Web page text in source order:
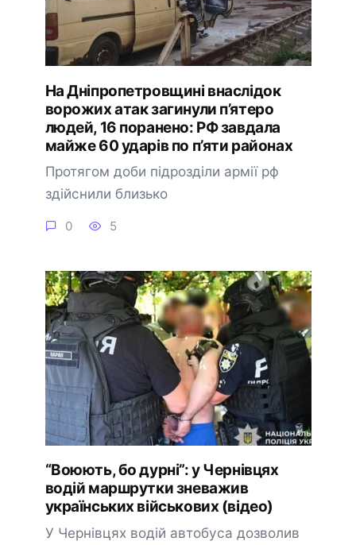
На Дніпропетровщині внаслідок
ворожих атак загинули п’ятеро
людей, 16 поранено: РФ завдала
майже 60 ударів по п’яти районах
Протягом доби підрозділи армії рф
здійснили близько
0 5
“Воюють, бо дурні”: у Чернівцях
водій маршрутки зневажив
українських військових (відео)
У Чернівцях водій автобуса дозволив